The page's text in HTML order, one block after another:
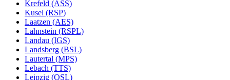
Krefeld (ASS)
Kusel (RSP)
Laatzen (AES)
Lahnstein (RSPL)
Landau (IGS)
Landsberg (BSL)
Lautertal (MPS)
Lebach (TTS)
Leipzig (OSL)